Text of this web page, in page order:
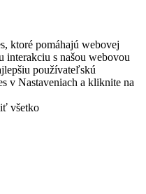
ktoré pomáhajú webovej
interakciu s našou webovou
používateľskú
v Nastaveniach a kliknite na
všetko